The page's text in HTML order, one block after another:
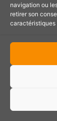
navigation ou
retirer son